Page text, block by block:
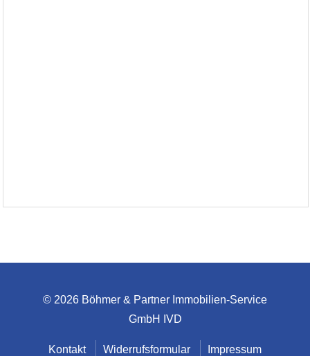
© 2026 Böhmer & Partner Immobilien-Service
GmbH IVD
Kontakt Widerrufsformular Impressum